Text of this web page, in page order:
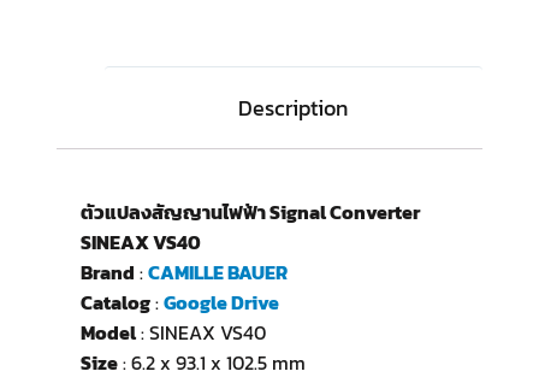
Description
ตัวแปลงสัญญานไฟฟ้า Signal Converter
SINEAX VS40
Brand :CAMILLE BAUER
Catalog:Google Drive
Model: SINEAX VS40
Size: 6.2 x 93.1 x 102.5 mm